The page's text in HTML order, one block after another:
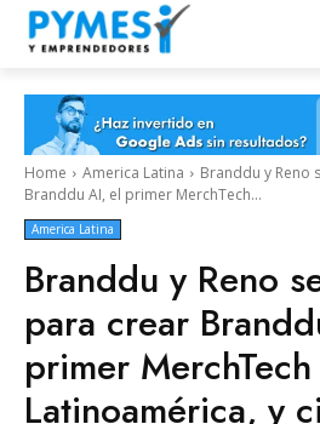
Home America Latina
Branddu y Reno
Branddu AI, el primer MerchTech...
America Latina
Branddu y Reno
para crear
primer
Latinoamérica, y